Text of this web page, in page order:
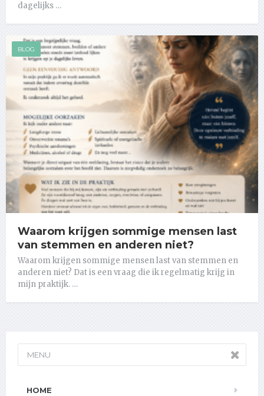
dagelijks …
BLOG
Waarom krijgen sommige mensen last
van stemmen en anderen niet?
Waarom krijgen sommige mensen last van stemmen en
anderen niet? Dat is een vraag die ik regelmatig krijg in
mijn praktijk. …
MENU
HOME